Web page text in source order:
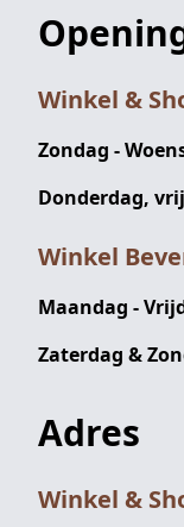
Winkel &
Zondag -
Donderdag,
Winkel
Maandag -
Zaterdag &
Adres
Winkel &